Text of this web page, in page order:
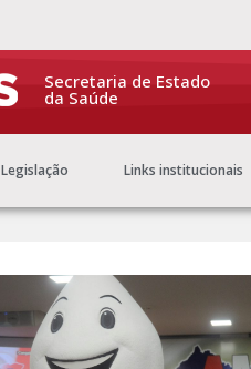
Secretaria de Estado
da Saúde
Legislação Links institucionais